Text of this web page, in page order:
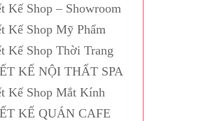
Kế Shop – Showroom
Kế Shop Mỹ Phẩm
Kế Shop Thời Trang
KẾ NỘI THẤT SPA
Kế Shop Mắt Kính
KẾ QUÁN CAFE